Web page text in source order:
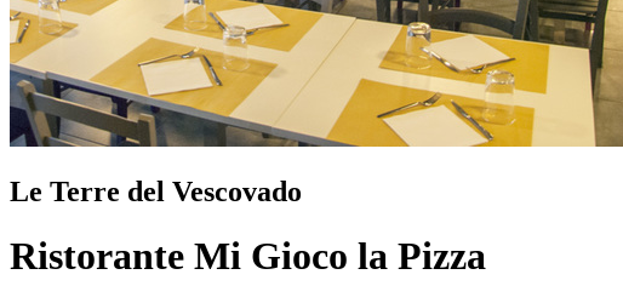
Le Terre del Vescovado
Ristorante Mi Gioco la Pizza